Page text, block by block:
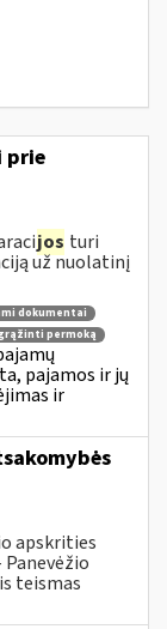
prie
jos turi
už nuolatinį
dokumentai
permoką
pajamos ir jų
ir
apskrities
teismas